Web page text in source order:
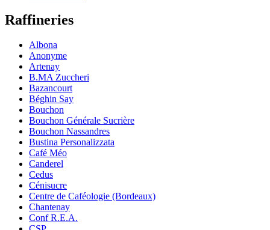
Raffineries
Albona
Anonyme
Artenay
B.MA Zuccheri
Bazancourt
Béghin Say
Bouchon
Bouchon Générale Sucrière
Bouchon Nassandres
Bustina Personalizzata
Café Méo
Canderel
Cedus
Cénisucre
Centre de Caféologie (Bordeaux)
Chantenay
Conf R.E.A.